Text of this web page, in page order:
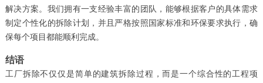
解决方案。我们拥有一支经验丰富的团队，能够根据客户的具体需求
制定个性化的拆除计划，并且严格按照国家标准和环保要求执行，确
保每个项目都能顺利完成。
结语
工厂拆除不仅仅是简单的建筑拆除过程，而是一个综合性的工程项